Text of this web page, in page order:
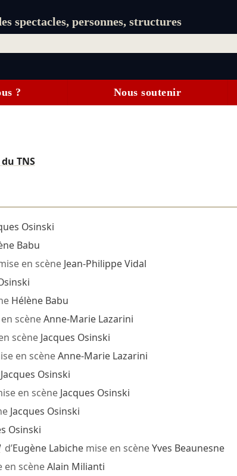
spectacles, personnes, structures
? Nous soutenir
TNS
Osinski
Babu
en scène Jean-Philippe Vidal
Hélène Babu
scèneAnne-Marie Lazarini
scène Jacques Osinski
en scèneAnne-Marie Lazarini
Jacques Osinski
en scène Jacques Osinski
Jacques Osinski
Osinski
d’Eugène Labichemise en scèneYves Beaunesne
en scèneAlain Milianti